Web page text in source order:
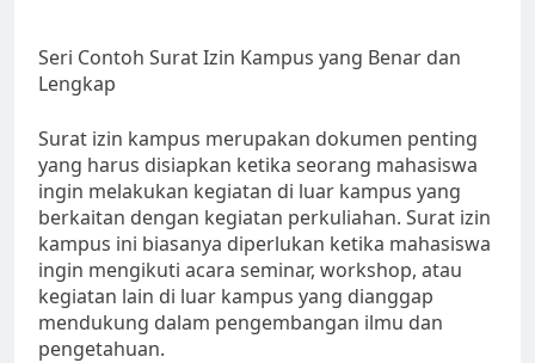
Seri Contoh Surat Izin Kampus yang Benar dan
Lengkap
Surat izin kampus merupakan dokumen penting
yang harus disiapkan ketika seorang mahasiswa
ingin melakukan kegiatan di luar kampus yang
berkaitan dengan kegiatan perkuliahan. Surat izin
kampus ini biasanya diperlukan ketika mahasiswa
ingin mengikuti acara seminar, workshop, atau
kegiatan lain di luar kampus yang dianggap
mendukung dalam pengembangan ilmu dan
pengetahuan.